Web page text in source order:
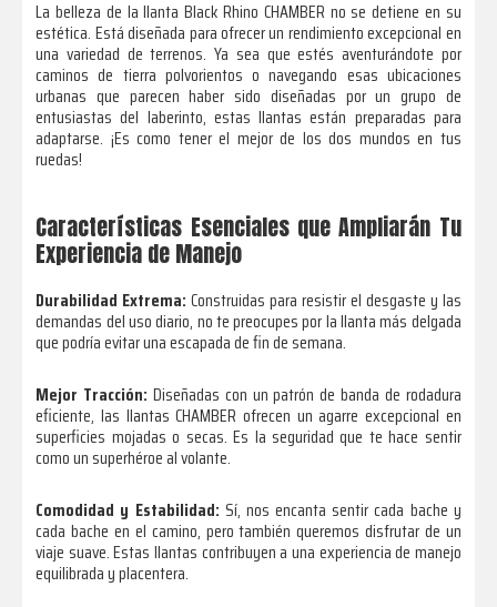
La belleza de la llanta Black Rhino CHAMBER no se detiene en su
estética. Está diseñada para ofrecer un rendimiento excepcional en
una variedad de terrenos. Ya sea que estés aventurándote por
caminos de tierra polvorientos o navegando esas ubicaciones
urbanas que parecen haber sido diseñadas por un grupo de
entusiastas del laberinto, estas llantas están preparadas para
adaptarse. ¡Es como tener el mejor de los dos mundos en tus
ruedas!
Características Esenciales que Ampliarán Tu
Experiencia de Manejo
Durabilidad Extrema: Construidas para resistir el desgaste y las
demandas del uso diario, no te preocupes por la llanta más delgada
que podría evitar una escapada de fin de semana.
Mejor Tracción: Diseñadas con un patrón de banda de rodadura
eficiente, las llantas CHAMBER ofrecen un agarre excepcional en
superficies mojadas o secas. Es la seguridad que te hace sentir
como un superhéroe al volante.
Comodidad y Estabilidad: Sí, nos encanta sentir cada bache y
cada bache en el camino, pero también queremos disfrutar de un
viaje suave. Estas llantas contribuyen a una experiencia de manejo
equilibrada y placentera.